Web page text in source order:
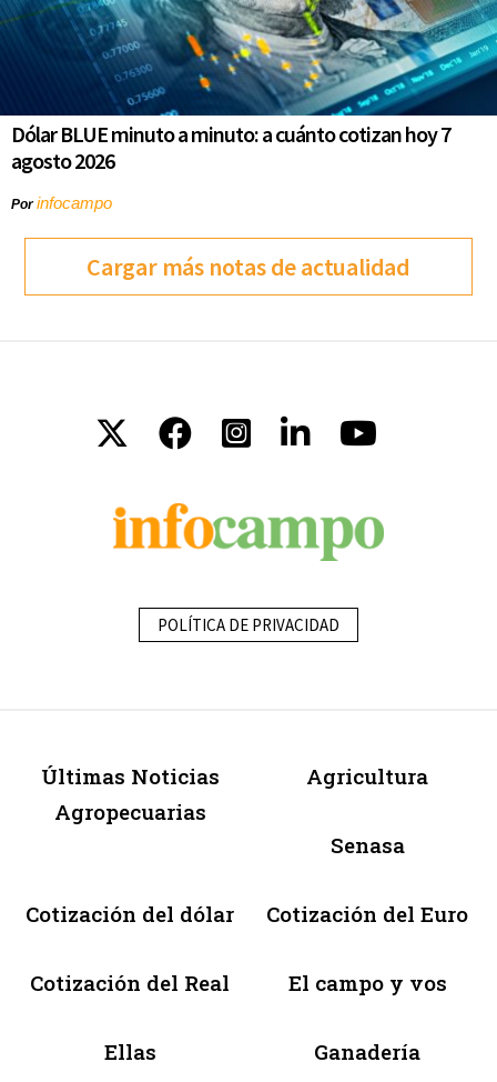
Dólar BLUE minuto a minuto: a cuánto cotizan hoy 7
agosto 2026
Porinfocampo
Cargar más notas de actualidad
POLÍTICA DE PRIVACIDAD
Últimas Noticias
Agropecuarias
Agricultura
Senasa
Cotización del dólar Cotización del Euro
Cotización del Real El campo y vos
Ellas Ganadería